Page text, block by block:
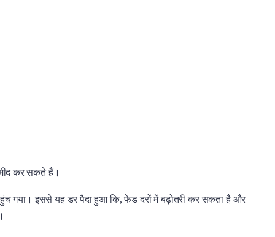
कर सकते हैं।
गया। इससे यह डर पैदा हुआ कि, फेड दरों में बढ़ोतरी कर सकता है और